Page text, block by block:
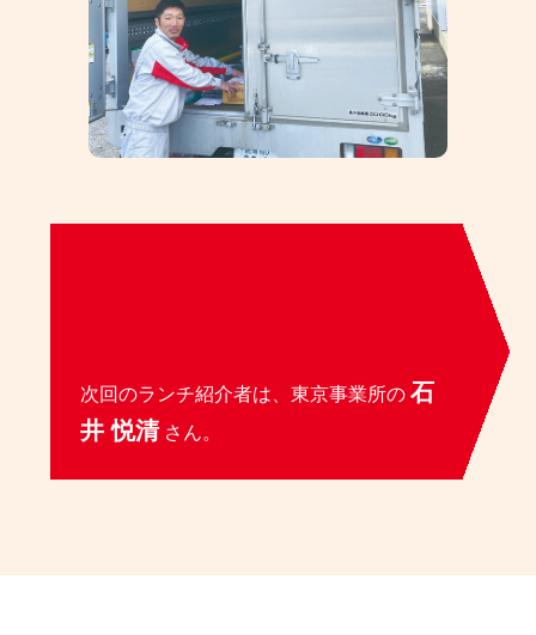
次回のランチ紹介者は、東京事業所の 石
井 悦清さん。